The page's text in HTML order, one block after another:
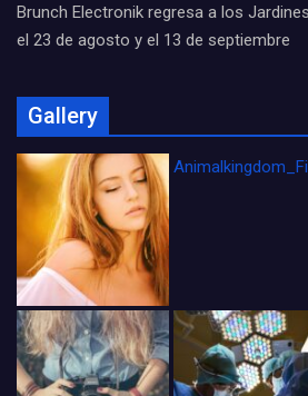
Brunch Electronik regresa a los
el 23 de agosto y el 13 de septiembre
Gallery